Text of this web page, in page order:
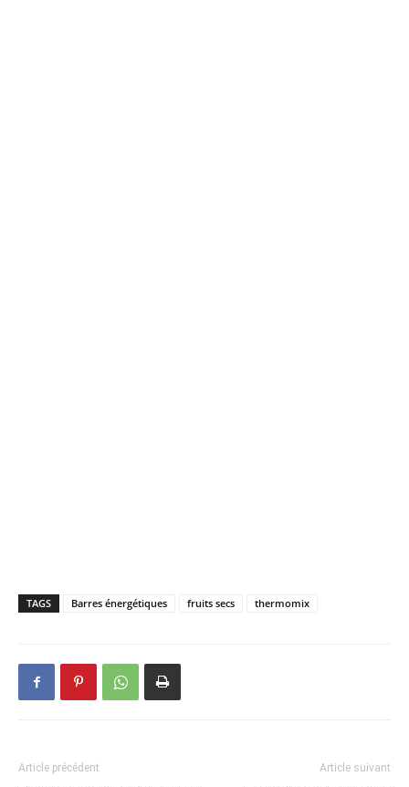
TAGS Barres énergétiques fruits secs thermomix
Article précédent Article suivant